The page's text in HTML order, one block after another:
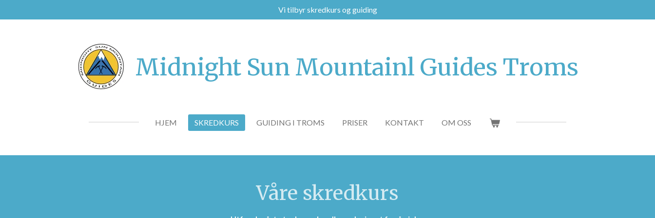
til
Vi tilbyr skredkurs og guiding
Midnight Sun Mountainl Guides Troms
HJEM SKREDKURS GUIDING I TROMS PRISER KONTAKT OM OSS
Våre skredkurs